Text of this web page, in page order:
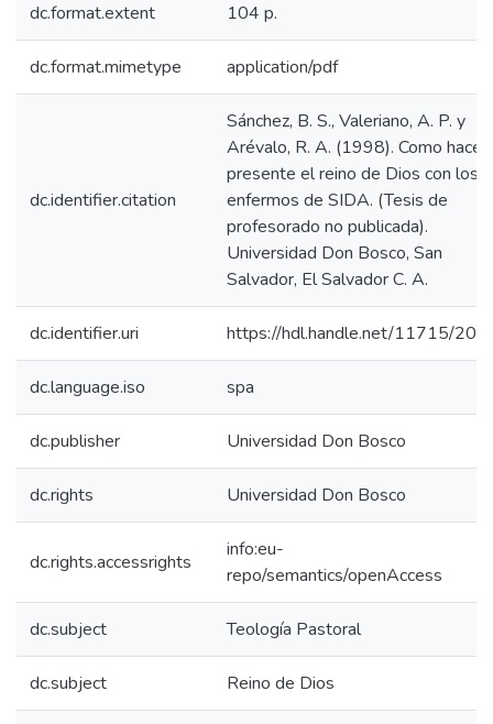
dc.format.extent 104 p.
dc.format.mimetype application/pdf
dc.identifier.citation
Sánchez, B. S., Valeriano, A. P. y
Arévalo, R. A. (1998). Como hacer
presente el reino de Dios con los
enfermos de SIDA. (Tesis de
profesorado no publicada).
Universidad Don Bosco, San
Salvador, El Salvador C. A.
dc.identifier.uri https://hdl.handle.net/11715/
dc.language.iso spa
dc.publisher Universidad Don Bosco
dc.rights Universidad Don Bosco
dc.rights.accessrights
info:eu-
repo/semantics/openAccess
dc.subject Teología Pastoral
dc.subject Reino de Dios